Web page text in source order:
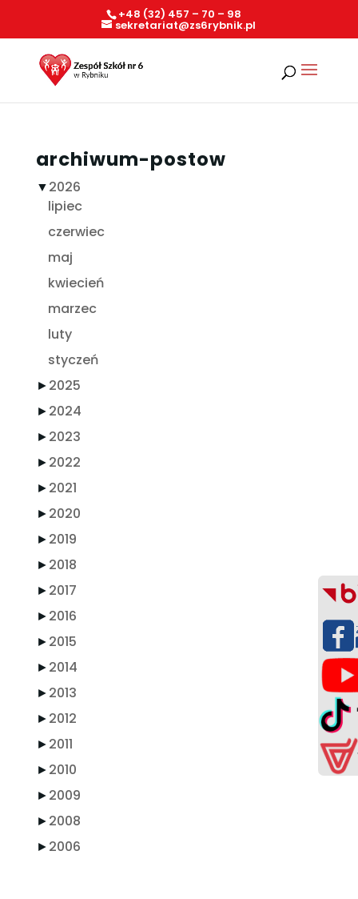
+48 (32) 457 – 70 – 98
sekretariat@zs6rybnik.pl
archiwum-postow
▼2026
lipiec
czerwiec
maj
kwiecień
marzec
luty
styczeń
►2025
►2024
►2023
►2022
►2021
►2020
►2019
►2018
►2017
►2016
►2015
►2014
►2013
►2012
►2011
►2010
►2009
►2008
►2006